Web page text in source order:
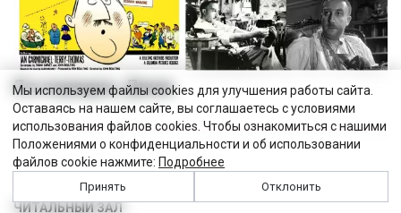
Я в порядке, Джек
ЧИТАЛЬНЫЙ ЗАЛ
Мы используем файлы cookies для улучшения работы сайта.
Оставаясь на нашем сайте, вы соглашаетесь с условиями
использования файлов cookies. Чтобы ознакомиться с нашими
Положениями о конфиденциальности и об использовании
файлов cookie нажмите: Подробнее
Принять Отклонить